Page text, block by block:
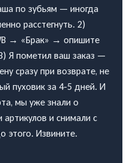
по зубьям — иногда
расстегнуть. 2)
→ «Брак» → опишите
Я пометил ваш заказ —
сразу при возврате, не
пуховик за 4-5 дней. И
мы уже знали о
и снимали с
этого. Извините.